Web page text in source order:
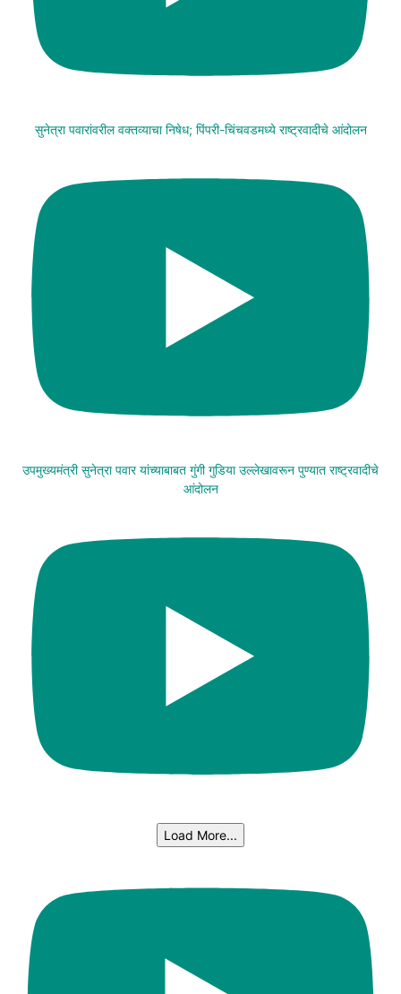
सुनेत्रा पवारांवरील वक्तव्याचा निषेध; पिंपरी-चिंचवडमध्ये राष्ट्रवादीचे आंदोलन
उपमुख्यमंत्री सुनेत्रा पवार यांच्याबाबत गुंगी गुडिया उल्लेखावरून पुण्यात राष्ट्रवादीचे
आंदोलन
Load More...